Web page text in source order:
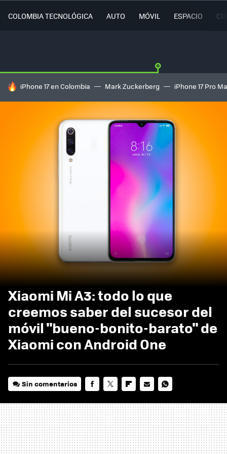
COLOMBIA TECNOLÓGICA AUTO MÓVIL ESPACIO
HOY SE HABLA DE
iPhone 17 en Colombia Mark Zuckerberg iPhone 17 Pro
Xiaomi Mi A3: todo lo que
creemos saber del sucesor del
móvil "bueno-bonito-barato" de
Xiaomi con Android One
Sin comentarios
MAIL